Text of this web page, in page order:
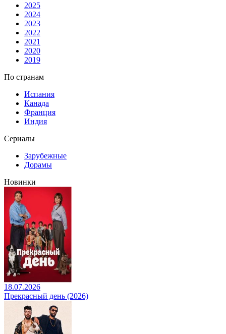
2025
2024
2023
2022
2021
2020
2019
По странам
Испания
Канада
Франция
Индия
Сериалы
Зарубежные
Дорамы
Новинки
18.07.2026
Прекрасный день (2026)